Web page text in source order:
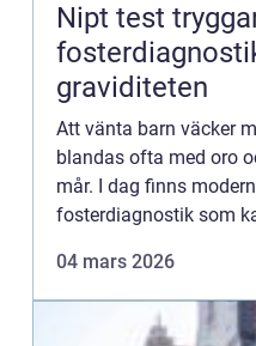
Nipt test tryggare
graviditeten
Att vänta barn väcker
blandas ofta med oro
mår. I dag finns
fosterdiagnostik som
verktygen är NIPT test,
04 mars 2026